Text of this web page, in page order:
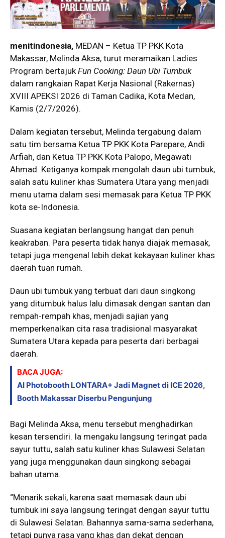
menitindonesia, MEDAN – Ketua TP PKK Kota
Makassar, Melinda Aksa, turut meramaikan Ladies
Program bertajukFun Cooking: Daun Ubi Tumbuk
dalam rangkaian Rapat Kerja Nasional (Rakernas)
XVIII APEKSI 2026 di Taman Cadika, Kota Medan,
Kamis (2/7/2026).
Dalam kegiatan tersebut, Melinda tergabung dalam
satu tim bersama Ketua TP PKK Kota Parepare, Andi
Arfiah, dan Ketua TP PKK Kota Palopo, Megawati
Ahmad. Ketiganya kompak mengolah daun ubi tumbuk,
salah satu kuliner khas Sumatera Utara yang menjadi
menu utama dalam sesi memasak para Ketua TP PKK
kota se-Indonesia.
Suasana kegiatan berlangsung hangat dan penuh
keakraban. Para peserta tidak hanya diajak memasak,
tetapi juga mengenal lebih dekat kekayaan kuliner khas
daerah tuan rumah.
Daun ubi tumbuk yang terbuat dari daun singkong
yang ditumbuk halus lalu dimasak dengan santan dan
rempah-rempah khas, menjadi sajian yang
memperkenalkan cita rasa tradisional masyarakat
Sumatera Utara kepada para peserta dari berbagai
daerah.
BACA JUGA:
AI Photobooth LONTARA+ Jadi Magnet di ICE 2026,
Booth Makassar Diserbu Pengunjung
Bagi Melinda Aksa, menu tersebut menghadirkan
kesan tersendiri. Ia mengaku langsung teringat pada
sayur tuttu, salah satu kuliner khas Sulawesi Selatan
yang juga menggunakan daun singkong sebagai
bahan utama.
“Menarik sekali, karena saat memasak daun ubi
tumbuk ini saya langsung teringat dengan sayur tuttu
di Sulawesi Selatan. Bahannya sama-sama sederhana,
tetapi punya rasa yang khas dan dekat dengan